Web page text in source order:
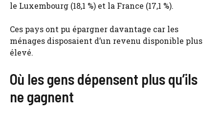
le Luxembourg (18,1 %) et la France (17,1 %).
Ces pays ont pu épargner davantage car les
ménages disposaient d’un revenu disponible plus
élevé.
Où les gens dépensent plus qu’ils
ne gagnent